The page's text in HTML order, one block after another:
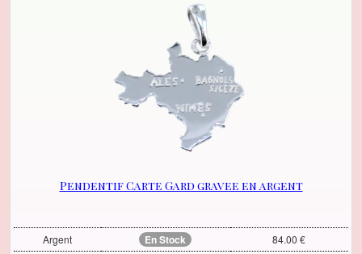
Pendentif Carte Gard gravee en argent
Argent En Stock
84.00 €